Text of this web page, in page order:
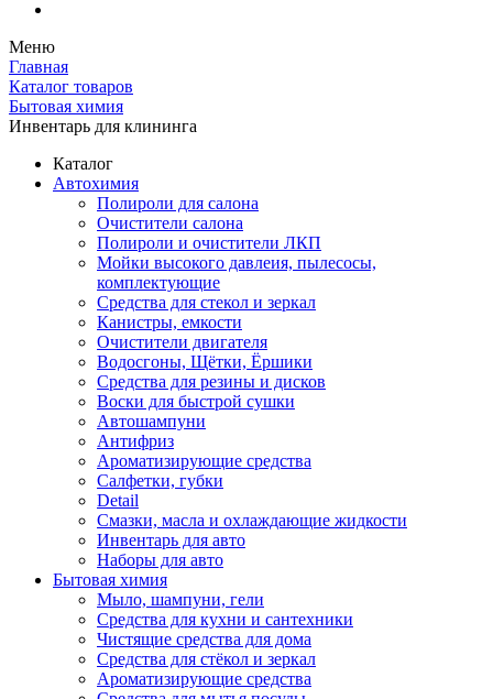
Меню
Главная
Каталог товаров
Бытовая химия
Инвентарь для клининга
Каталог
Автохимия
Полироли для салона
Очистители салона
Полироли и очистители ЛКП
Мойки высокого давлеия, пылесосы,
комплектующие
Средства для стекол и зеркал
Канистры, емкости
Очистители двигателя
Водосгоны, Щётки, Ёршики
Средства для резины и дисков
Воски для быстрой сушки
Автошампуни
Антифриз
Ароматизирующие средства
Салфетки, губки
Detail
Смазки, масла и охлаждающие жидкости
Инвентарь для авто
Наборы для авто
Бытовая химия
Мыло, шампуни, гели
Средства для кухни и сантехники
Чистящие средства для дома
Средства для стёкол и зеркал
Ароматизирующие средства